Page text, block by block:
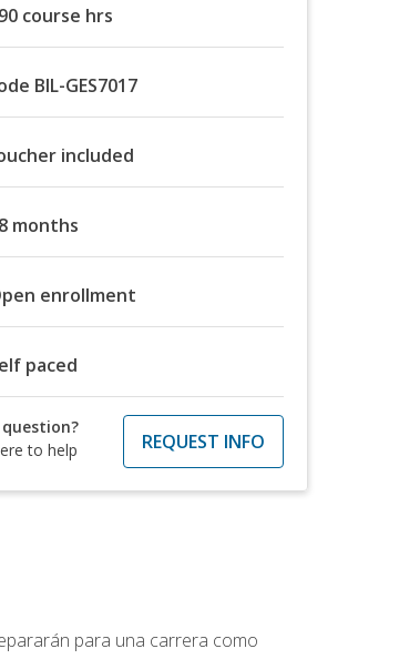
course hrs
BIL-GES7017
included
months
enrollment
paced
question?
to help
REQUEST INFO
para una carrera como